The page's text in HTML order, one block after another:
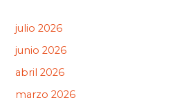
julio 2026
junio 2026
abril 2026
marzo 2026